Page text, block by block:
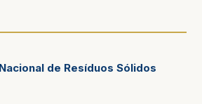
de Resíduos Sólidos